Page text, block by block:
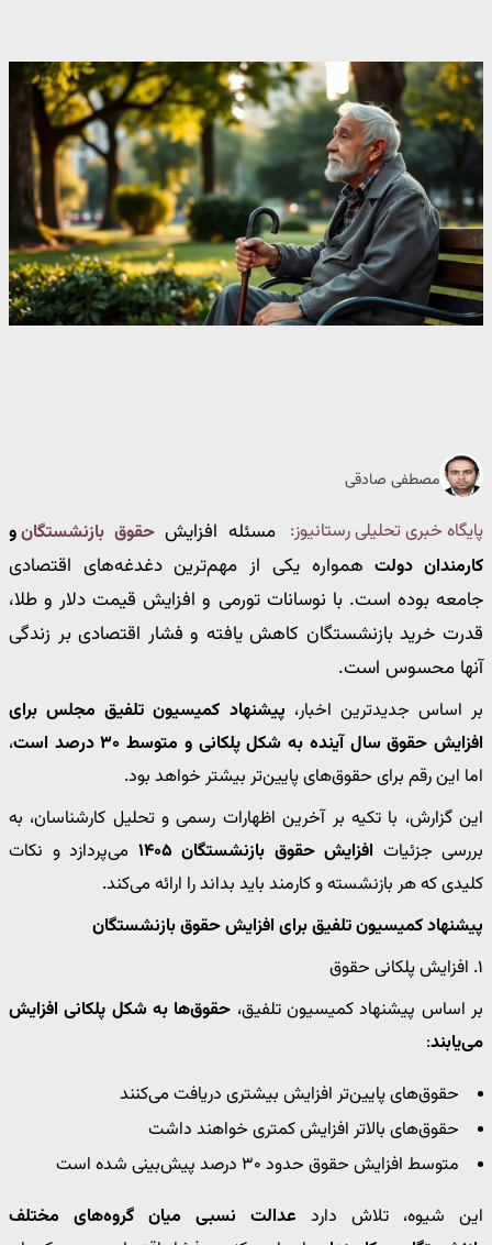
مصطفی صادقی
پایگاه خبری تحلیلی رستانیوز: مسئله افزایشحقوق بازنشستگانو
کارمندان دولتهمواره یکی از مهم‌ترین دغدغه‌های اقتصادی
جامعه بوده است. با نوسانات تورمی و افزایش قیمت دلار و طلا،
قدرت خرید بازنشستگان کاهش یافته و فشار اقتصادی بر زندگی
آنها محسوس است.
بر اساس جدیدترین اخبار، پیشنهاد کمیسیون تلفیق مجلس برای
افزایش حقوق سال آینده به شکل پلکانی و متوسط ۳۰ درصد است
،
اما این رقم برای حقوق‌های پایین‌تر بیشتر خواهد بود.
این گزارش، با تکیه بر آخرین اظهارات رسمی و تحلیل کارشناسان، به
بررسی جزئیات افزایش حقوق بازنشستگان ۱۴۰۵
می‌پردازد و نکات
کلیدی که هر بازنشسته و کارمند باید بداند را ارائه می‌کند.
پیشنهاد کمیسیون تلفیق برای افزایش حقوق بازنشستگان
۱. افزایش پلکانی حقوق
بر اساس پیشنهاد کمیسیون تلفیق، حقوق‌ها به شکل پلکانی افزایش
می‌یابند:
حقوق‌های پایین‌تر افزایش بیشتری دریافت می‌کنند
حقوق‌های بالاتر افزایش کمتری خواهند داشت
متوسط افزایش حقوق حدود ۳۰ درصد پیش‌بینی شده است
این شیوه، تلاش دارد عدالت نسبی میان گروه‌های مختلف